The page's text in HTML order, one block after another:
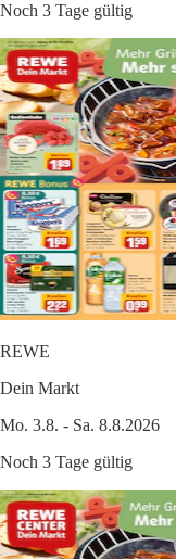
Noch 3 Tage gültig
REWE
Dein Markt
Mo. 3.8. - Sa. 8.8.2026
Noch 3 Tage gültig